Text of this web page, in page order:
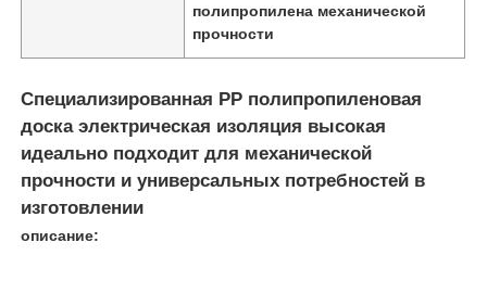
полипропилена механической
прочности
Специализированная PP полипропиленовая
доска электрическая изоляция высокая
идеально подходит для механической
прочности и универсальных потребностей в
изготовлении
описание: